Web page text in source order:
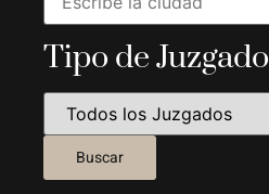
Tipo de Juzgado